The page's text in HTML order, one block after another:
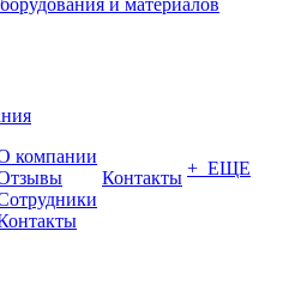
компании
Контакты + ЕЩЕ